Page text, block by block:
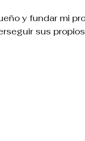
y fundar mi
sus